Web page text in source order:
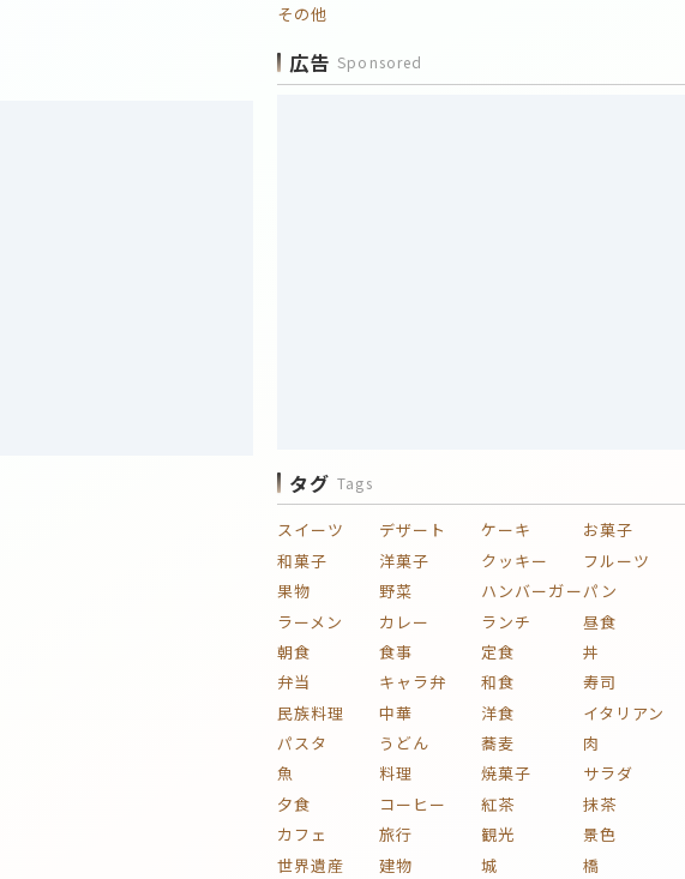
その他
広告 Sponsored
タグ Tags
スイーツ デザート ケーキ
お菓子
和菓子
洋菓子 クッキー
フルーツ
果物
野菜 ハンバーガーパン
ラーメン
カレー ランチ
昼食
朝食
食事 定食
丼
弁当
キャラ弁 和食
寿司
民族料理
中華 洋食
イタリアン
パスタ
うどん 蕎麦
肉
魚
料理 焼菓子
サラダ
夕食
コーヒー 紅茶
抹茶
カフェ
旅行 観光
景色
世界遺産
建物 城
橋